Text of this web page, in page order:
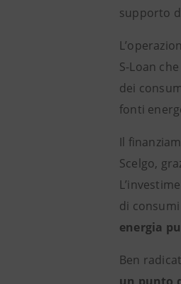
supporto
S-Loan
dei
fonti
Il
Scelgo,
di
energia
Ben